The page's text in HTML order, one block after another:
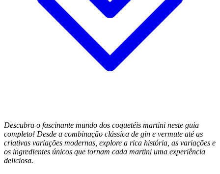
Descubra o fascinante mundo dos coquetéis martini neste guia
completo! Desde a combinação clássica de gin e vermute até as
criativas variações modernas, explore a rica história, as variações e
os ingredientes únicos que tornam cada martini uma experiência
deliciosa.